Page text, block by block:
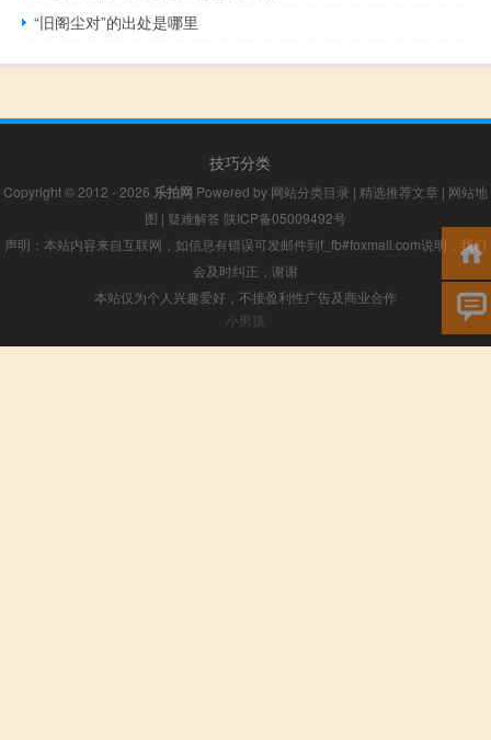
“旧阁尘对”的出处是哪里
技巧分类
Copyright © 2012 - 2026 乐拍网 Powered by 网站分类目录 | 精选推荐文章 | 网站地
图 | 疑难解答 陕ICP备05009492号
声明：本站内容来自互联网，如信息有错误可发邮件到f_fb#foxmail.com说明，我们
会及时纠正，谢谢
本站仅为个人兴趣爱好，不接盈利性广告及商业合作
小男孩